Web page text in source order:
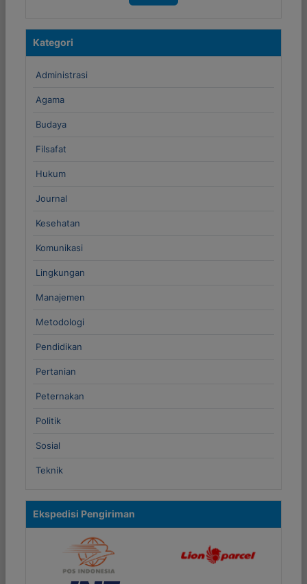
Kategori
Administrasi
Agama
Budaya
Filsafat
Hukum
Journal
Kesehatan
Komunikasi
Lingkungan
Manajemen
Metodologi
Pendidikan
Pertanian
Peternakan
Politik
Sosial
Teknik
Ekspedisi Pengiriman